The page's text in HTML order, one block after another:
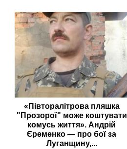
«Півторалітрова пляшка
"Прозорої" може коштувати
комусь життя». Андрій
Єременко — про бої за
Луганщину,...